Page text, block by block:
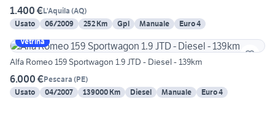
1.400 €L'Aquila (AQ)
Usato
06/2009 252 Km Gpl Manuale
Euro 4
Vetrina
Alfa Romeo 159 Sportwagon 1.9 JTD - Diesel - 139km
6.000 €Pescara (PE)
Usato
04/2007 139000 Km Diesel Manuale Euro 4